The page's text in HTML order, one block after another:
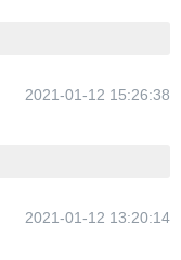
2021-01-12 15:26:38
2021-01-12 13:20:14